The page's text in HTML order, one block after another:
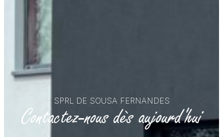
SPRL DE SOUSA FERNANDES
Contactez-nous dès aujourd'hui